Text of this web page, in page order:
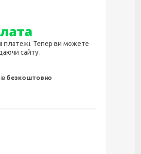
платежі. Тепер ви можете
сайту.
безкоштовно